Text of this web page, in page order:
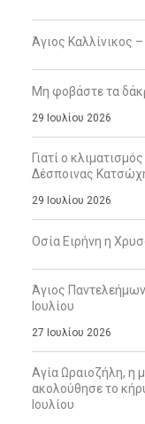
Άγιος Καλλίνικος –
Μη φοβάστε τα
29 Ιουλίου 2026
Γιατί ο
Δέσποινας
29 Ιουλίου 2026
Οσία Ειρήνη η
Άγιος
Ιουλίου
27 Ιουλίου 2026
Αγία Ωραιοζήλη, η
ακολούθησε το
Ιουλίου